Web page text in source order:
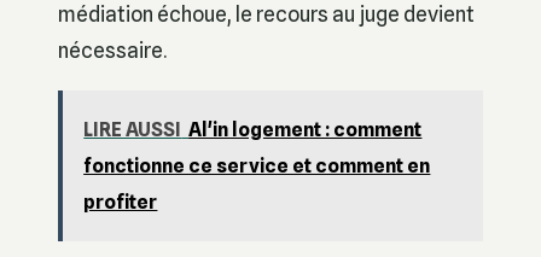
médiation échoue, le recours au juge devient
nécessaire.
LIRE AUSSI Al'in logement : comment
fonctionne ce service et comment en
profiter